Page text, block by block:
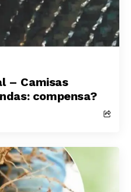
– Camisas
compensa?